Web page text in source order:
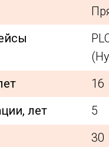
лет
16
5
30